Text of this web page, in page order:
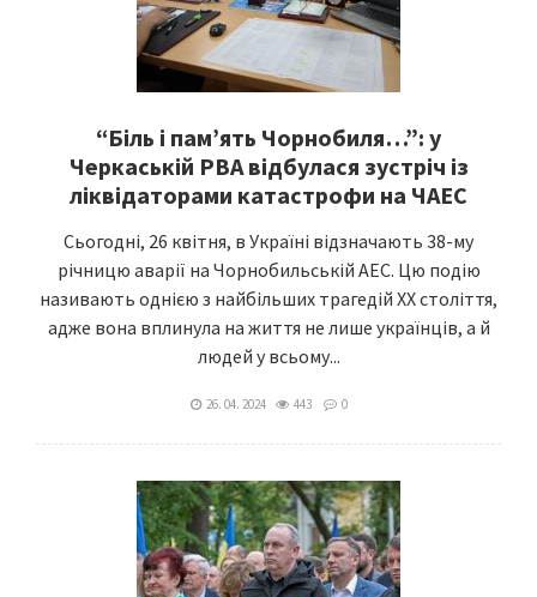
“Біль і пам’ять Чорнобиля…”: у
Черкаській РВА відбулася зустріч із
ліквідаторами катастрофи на ЧАЕС
Сьогодні, 26 квітня, в Україні відзначають 38-му
річницю аварії на Чорнобильській АЕС. Цю подію
називають однією з найбільших трагедій ХХ століття,
адже вона вплинула на життя не лише українців, а й
людей у всьому...
26. 04. 2024 443 0